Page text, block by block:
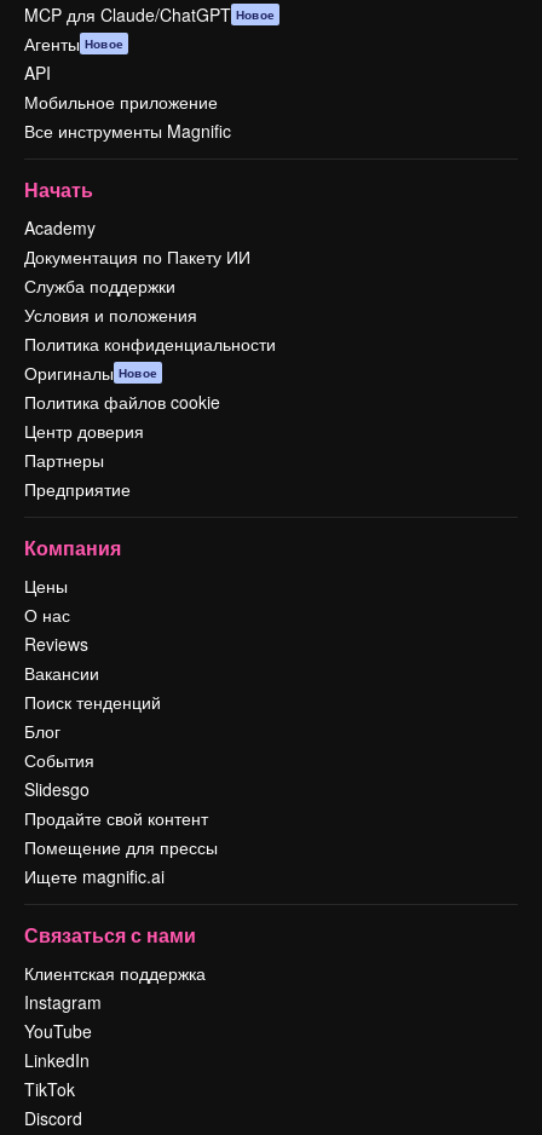
MCP для Claude/ChatGPT Новое
Агенты Новое
API
Мобильное приложение
Все инструменты Magnific
Начать
Academy
Документация по Пакету ИИ
Служба поддержки
Условия и положения
Политика конфиденциальности
Оригиналы Новое
Политика файлов cookie
Центр доверия
Партнеры
Предприятие
Компания
Цены
О нас
Reviews
Вакансии
Поиск тенденций
Блог
События
Slidesgo
Продайте свой контент
Помещение для прессы
Ищете magnific.ai
Связаться с нами
Клиентская поддержка
Instagram
YouTube
LinkedIn
TikTok
Discord